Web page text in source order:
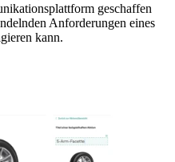
geschaffen
Anforderungen eines
kann.